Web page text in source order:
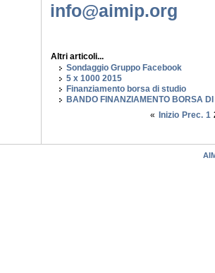
info@aimip.org
Altri articoli...
Sondaggio Gruppo Facebook
5 x 1000 2015
Finanziamento borsa di studio
BANDO FINANZIAMENTO BORSA
«
Inizio Prec. 1